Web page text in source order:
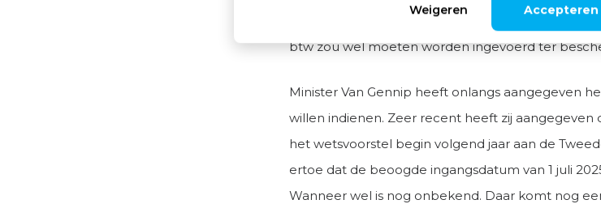
Weigeren Accepteren
rechtsvermoeden als een zzp-er een uurtarief
btw zou wel moeten worden ingevoerd ter
Minister Van Gennip heeft onlangs aangegeven
willen indienen. Zeer recent heeft zij
het wetsvoorstel begin volgend jaar aan de
ertoe dat de beoogde ingangsdatum van 1 juli
Wanneer wel is nog onbekend. Daar komt nog